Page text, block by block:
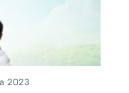
2023